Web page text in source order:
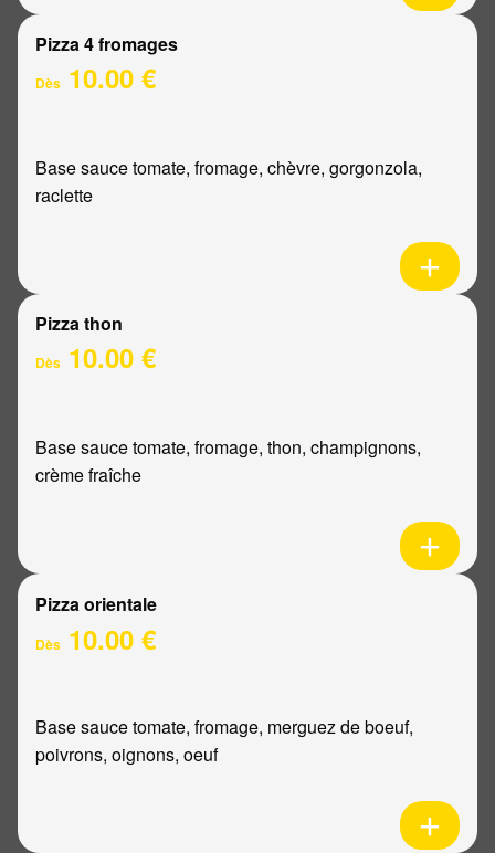
Pizza 4 fromages
Dès 10.00 €
Base sauce tomate, fromage, chèvre, gorgonzola,
raclette
Pizza thon
Dès 10.00 €
Base sauce tomate, fromage, thon, champignons,
crème fraîche
Pizza orientale
Dès 10.00 €
Base sauce tomate, fromage, merguez de boeuf,
poivrons, oignons, oeuf